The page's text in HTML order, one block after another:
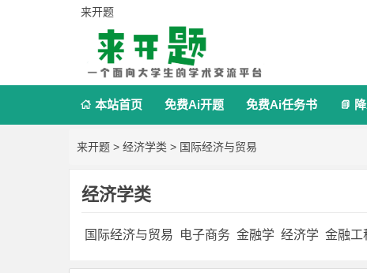
来开题
 本站首页 免费Ai开题 免费Ai任务书 
来开题 > 经济学类 > 国际经济与贸易
经济学类
国际经济与贸易 电子商务 金融学 经济学 金融工